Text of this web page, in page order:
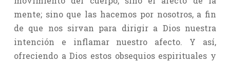
mente; sino que las hacemos por nosotros, a fin
de que nos sirvan para dirigir a Dios nuestra
intención e inflamar nuestro afecto. Y así,
ofreciendo a Dios estos obsequios espirituales y